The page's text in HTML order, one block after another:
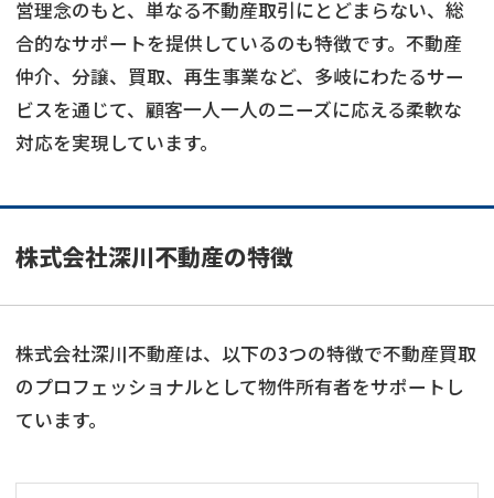
営理念のもと、単なる不動産取引にとどまらない、総
合的なサポートを提供しているのも特徴です。不動産
仲介、分譲、買取、再生事業など、多岐にわたるサー
ビスを通じて、顧客一人一人のニーズに応える柔軟な
対応を実現しています。
株式会社深川不動産の特徴
株式会社深川不動産は、以下の3つの特徴で不動産買取
のプロフェッショナルとして物件所有者をサポートし
ています。